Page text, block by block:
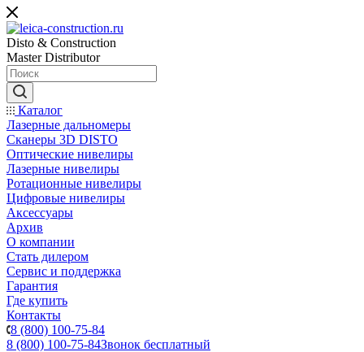
Disto & Construction
Master Distributor
Каталог
Лазерные дальномеры
Сканеры 3D DISTO
Оптические нивелиры
Лазерные нивелиры
Ротационные нивелиры
Цифровые нивелиры
Аксессуары
Архив
О компании
Стать дилером
Сервис и поддержка
Гарантия
Где купить
Контакты
8 (800) 100-75-84
8 (800) 100-75-84Звонок бесплатный